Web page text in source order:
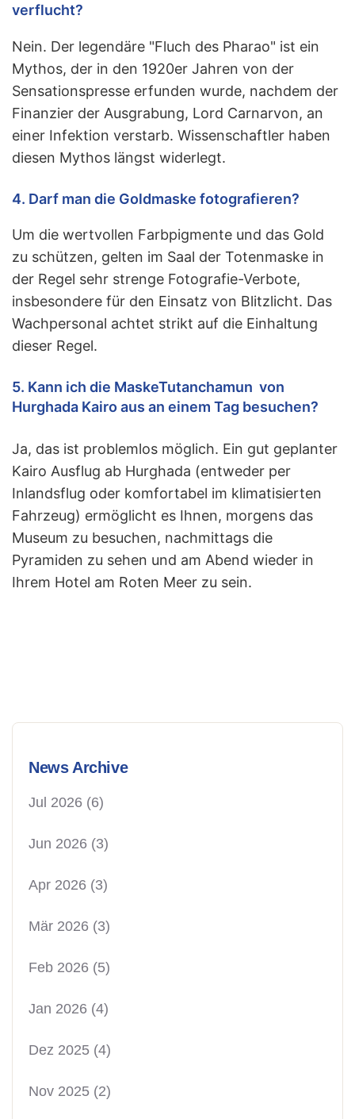
verflucht?
Nein. Der legendäre "Fluch des Pharao" ist ein
Mythos, der in den 1920er Jahren von der
Sensationspresse erfunden wurde, nachdem der
Finanzier der Ausgrabung, Lord Carnarvon, an
einer Infektion verstarb. Wissenschaftler haben
diesen Mythos längst widerlegt.
4. Darf man die Goldmaske fotografieren?
Um die wertvollen Farbpigmente und das Gold
zu schützen, gelten im Saal der Totenmaske in
der Regel sehr strenge Fotografie-Verbote,
insbesondere für den Einsatz von Blitzlicht. Das
Wachpersonal achtet strikt auf die Einhaltung
dieser Regel.
5. Kann ich die MaskeTutanchamun von
Hurghada Kairoaus an einem Tag besuchen?
Ja, das ist problemlos möglich. Ein gut geplanter
Kairo Ausflug ab Hurghada (entweder per
Inlandsflug oder komfortabel im klimatisierten
Fahrzeug) ermöglicht es Ihnen, morgens das
Museum zu besuchen, nachmittags die
Pyramiden zu sehen und am Abend wieder in
Ihrem Hotel am Roten Meer zu sein.
News Archive
Jul 2026 (6)
Jun 2026 (3)
Apr 2026 (3)
Mär 2026 (3)
Feb 2026 (5)
Jan 2026 (4)
Dez 2025 (4)
Nov 2025 (2)